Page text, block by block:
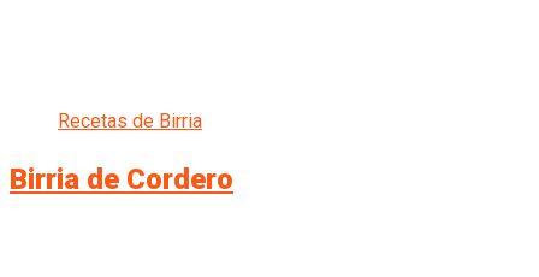
Recetas de Birria
Birria de Cordero